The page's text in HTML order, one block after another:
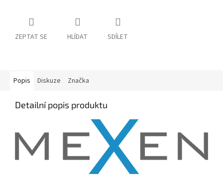
ZEPTAT SE HLÍDAT SDÍLET
Popis Diskuze Značka
Detailní popis produktu